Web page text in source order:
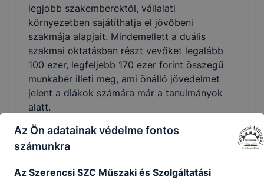
legjobb szakemberektől, vállalati
környezetben sajátíthatja el jövőbeni
szakmája alapjait. Mindemellett a duális
szakmai oktatásban részt vevőket legalább
100 ezer, legfeljebb 170 ezer forint összegű
munkabér illeti meg, ami önálló jövedelmet
jelent a diákok számára már a tanulmányok
alatt.
Miért jó ez a cégeknek?
Az Ön adatainak védelme fontos
számunkra
Az Szerencsi SZC Műszaki és Szolgáltatási